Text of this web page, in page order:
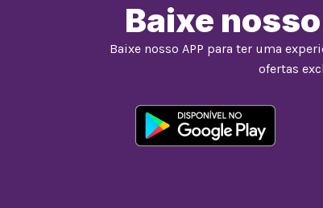
Baixe
Baixe nosso APP para ter uma
ofertas